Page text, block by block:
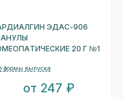
ЭДАС-906
20 Г №1
формы выпуска
от 247 ₽